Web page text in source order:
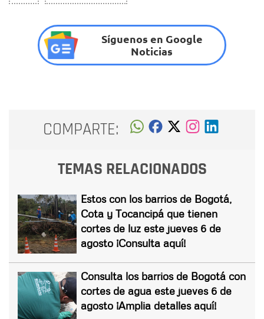
Síguenos en Google
Noticias
COMPARTE:
TEMAS RELACIONADOS
Estos con los barrios de Bogotá,
Cota y Tocancipá que tienen
cortes de luz este jueves 6 de
agosto ¡Consulta aquí!
Consulta los barrios de Bogotá con
cortes de agua este jueves 6 de
agosto ¡Amplia detalles aquí!